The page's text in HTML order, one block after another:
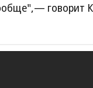
говорит